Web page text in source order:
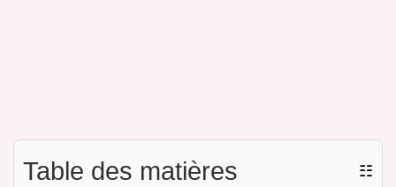
Table des matières ☷